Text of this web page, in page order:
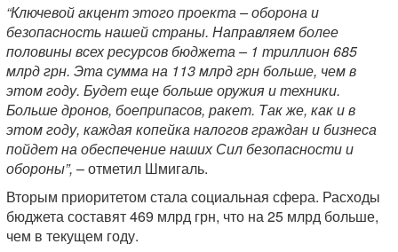
“Ключевой акцент этого проекта – оборона и
безопасность нашей страны. Направляем более
половины всех ресурсов бюджета – 1 триллион 685
млрд грн. Эта сумма на 113 млрд грн больше, чем в
этом году. Будет еще больше оружия и техники.
Больше дронов, боеприпасов, ракет. Так же, как и в
этом году, каждая копейка налогов граждан и бизнеса
пойдет на обеспечение наших Сил безопасности и
обороны”, – отметил Шмигаль.
Вторым приоритетом стала социальная сфера. Расходы
бюджета составят 469 млрд грн, что на 25 млрд больше,
чем в текущем году.